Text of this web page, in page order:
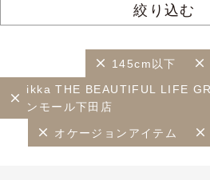
絞り込む
145cm以下
ikka THE BEAUTIFUL LIFE
ンモール下田店
オケージョンアイテム